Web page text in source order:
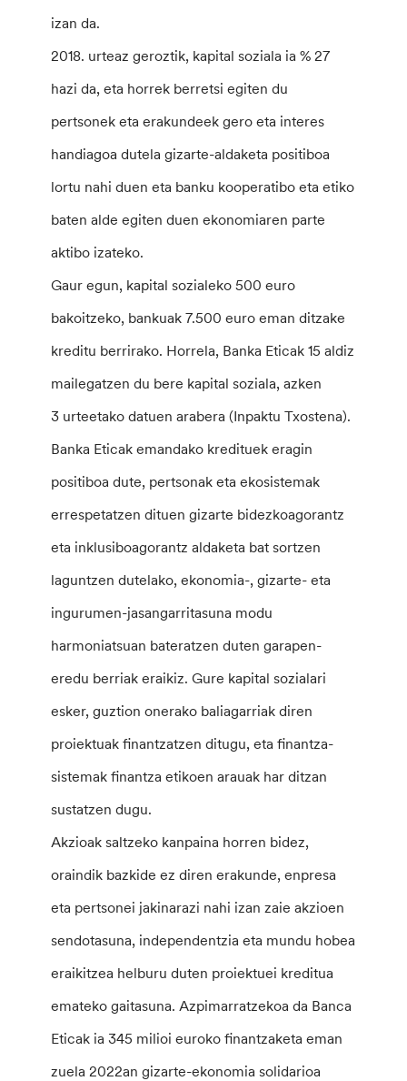
izan da.
2018. urteaz geroztik, kapital soziala ia % 27
hazi da, eta horrek berretsi egiten du
pertsonek eta erakundeek gero eta interes
handiagoa dutela gizarte-aldaketa positiboa
lortu nahi duen eta banku kooperatibo eta etiko
baten alde egiten duen ekonomiaren parte
aktibo izateko.
Gaur egun, kapital sozialeko 500 euro
bakoitzeko, bankuak 7.500 euro eman ditzake
kreditu berrirako. Horrela, Banka Eticak 15 aldiz
mailegatzen du bere kapital soziala, azken
3 urteetako datuen arabera (Inpaktu Txostena).
Banka Eticak emandako kredituek eragin
positiboa dute, pertsonak eta ekosistemak
errespetatzen dituen gizarte bidezkoagorantz
eta inklusiboagorantz aldaketa bat sortzen
laguntzen dutelako, ekonomia-, gizarte- eta
ingurumen-jasangarritasuna modu
harmoniatsuan bateratzen duten garapen-
eredu berriak eraikiz. Gure kapital sozialari
esker, guztion onerako baliagarriak diren
proiektuak finantzatzen ditugu, eta finantza-
sistemak finantza etikoen arauak har ditzan
sustatzen dugu.
Akzioak saltzeko kanpaina horren bidez,
oraindik bazkide ez diren erakunde, enpresa
eta pertsonei jakinarazi nahi izan zaie akzioen
sendotasuna, independentzia eta mundu hobea
eraikitzea helburu duten proiektuei kreditua
emateko gaitasuna. Azpimarratzekoa da Banca
Eticak ia 345 milioi euroko finantzaketa eman
zuela 2022an gizarte-ekonomia solidarioa